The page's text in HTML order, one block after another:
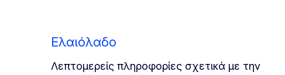
Ελαιόλαδο
Λεπτομερείς πληροφορίες σχετικά με την